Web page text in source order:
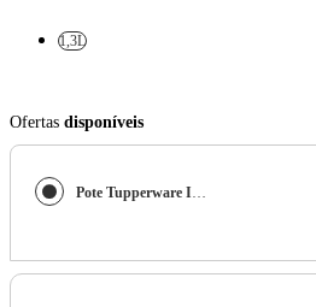
1,3L
Ofertas disponíveis
Pote Tupperware Instantânea Mágica Harry Potter 1,3L